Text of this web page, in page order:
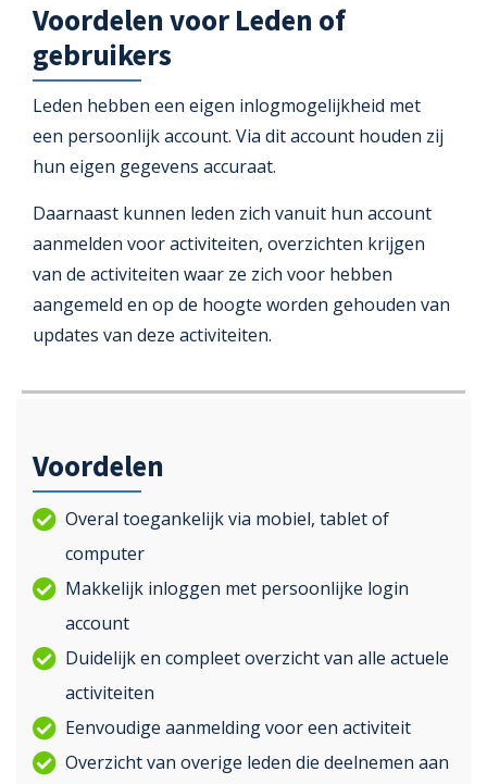
Voordelen voor Leden of
gebruikers
Leden hebben een eigen inlogmogelijkheid met
een persoonlijk account. Via dit account houden zij
hun eigen gegevens accuraat.
Daarnaast kunnen leden zich vanuit hun account
aanmelden voor activiteiten, overzichten krijgen
van de activiteiten waar ze zich voor hebben
aangemeld en op de hoogte worden gehouden van
updates van deze activiteiten.
Voordelen
Overal toegankelijk via mobiel, tablet of
computer
Makkelijk inloggen met persoonlijke login
account
Duidelijk en compleet overzicht van alle actuele
activiteiten
Eenvoudige aanmelding voor een activiteit
Overzicht van overige leden die deelnemen aan